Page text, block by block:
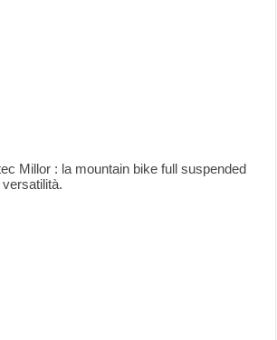
Millor : la mountain bike full suspended